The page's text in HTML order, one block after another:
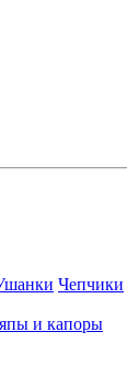
Чепчики
и капоры